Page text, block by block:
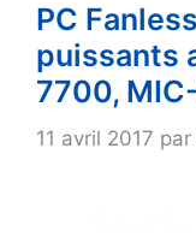
PC
puissants
7700,
11 avril 2017 par